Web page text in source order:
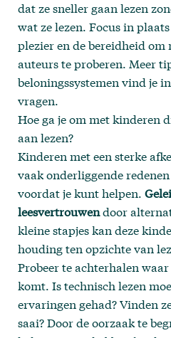
dat ze sneller gaan lezen
wat ze lezen. Focus in
plezier en de bereidheid om
auteurs te proberen. Meer
beloningssystemen vind je
vragen.
Hoe ga je om met kinderen
aan lezen?
Kinderen met een sterke
vaak onderliggende
voordat je kunt helpen.
leesvertrouwendoor
kleine stapjes kan deze
houding ten opzichte van
Probeer te achterhalen
komt. Is technisch lezen
ervaringen gehad? Vinden
saai? Door de oorzaak te